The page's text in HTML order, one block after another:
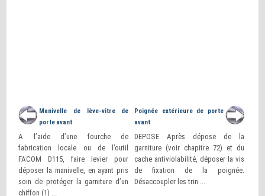
Manivelle de lève-vitre de
porte avant
A l’aide d’une fourche de
fabrication locale ou de l’outil
FACOM D115, faire levier pour
déposer la manivelle, en ayant pris
soin de protéger la garniture d’un
chiffon (1) ...
Poignée extérieure de porte
avant
DEPOSE Après dépose de la
garniture (voir chapitre 72) et du
cache antiviolabilité, déposer la vis
de fixation de la poignée.
Désaccoupler les trin ...